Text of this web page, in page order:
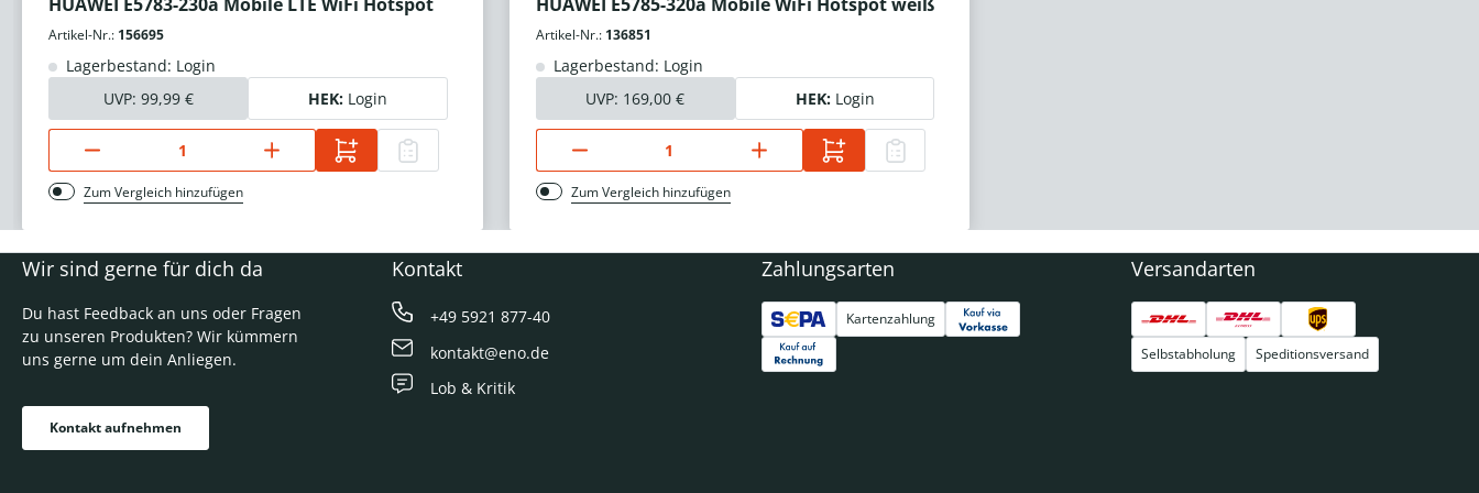
Artikel-Nr.: 156695
Lagerbestand: Login
UVP: 99,99 € HEK: Login
Zum Vergleich hinzufügen
Artikel-Nr.: 136851
Lagerbestand: Login
UVP: 169,00 € HEK: Login
Zum Vergleich hinzufügen
Wir sind gerne für dich da
Du hast Feedback an uns oder Fragen
zu unseren Produkten? Wir kümmern
uns gerne um dein Anliegen.
Kontakt aufnehmen
Kontakt
+49 5921 877-40
kontakt@eno.de
Lob & Kritik
Zahlungsarten
Kartenzahlung
Versandarten
Selbstabholung Speditionsversand